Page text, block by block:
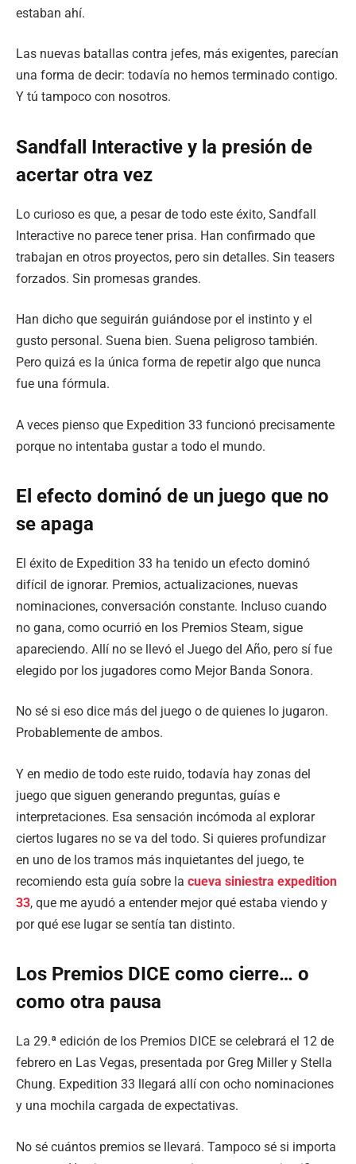
estaban ahí.
Las nuevas batallas contra jefes, más exigentes, parecían
una forma de decir: todavía no hemos terminado contigo.
Y tú tampoco con nosotros.
Sandfall Interactive y la presión de
acertar otra vez
Lo curioso es que, a pesar de todo este éxito, Sandfall
Interactive no parece tener prisa. Han confirmado que
trabajan en otros proyectos, pero sin detalles. Sin teasers
forzados. Sin promesas grandes.
Han dicho que seguirán guiándose por el instinto y el
gusto personal. Suena bien. Suena peligroso también.
Pero quizá es la única forma de repetir algo que nunca
fue una fórmula.
A veces pienso que Expedition 33 funcionó precisamente
porque no intentaba gustar a todo el mundo.
El efecto dominó de un juego que no
se apaga
El éxito de Expedition 33 ha tenido un efecto dominó
difícil de ignorar. Premios, actualizaciones, nuevas
nominaciones, conversación constante. Incluso cuando
no gana, como ocurrió en los Premios Steam, sigue
apareciendo. Allí no se llevó el Juego del Año, pero sí fue
elegido por los jugadores como Mejor Banda Sonora.
No sé si eso dice más del juego o de quienes lo jugaron.
Probablemente de ambos.
Y en medio de todo este ruido, todavía hay zonas del
juego que siguen generando preguntas, guías e
interpretaciones. Esa sensación incómoda al explorar
ciertos lugares no se va del todo. Si quieres profundizar
en uno de los tramos más inquietantes del juego, te
recomiendo esta guía sobre la cueva siniestra expedition
33, que me ayudó a entender mejor qué estaba viendo y
por qué ese lugar se sentía tan distinto.
Los Premios DICE como cierre… o
como otra pausa
La 29.ª edición de los Premios DICE se celebrará el 12 de
febrero en Las Vegas, presentada por Greg Miller y Stella
Chung. Expedition 33 llegará allí con ocho nominaciones
y una mochila cargada de expectativas.
No sé cuántos premios se llevará. Tampoco sé si importa